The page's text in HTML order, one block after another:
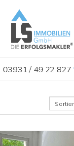
03931 / 49 22 827